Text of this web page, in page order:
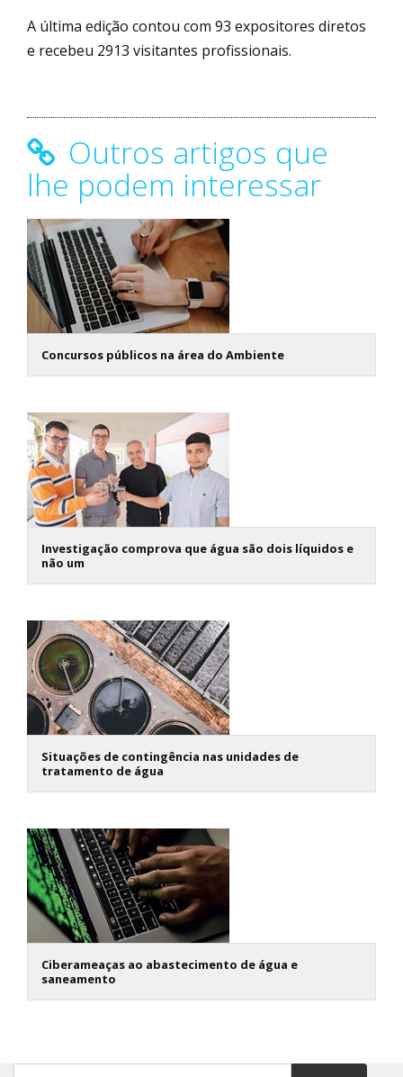
A última edição contou com 93 expositores diretos
e recebeu 2913 visitantes profissionais.
Outros artigos que
lhe podem interessar
Concursos públicos na área do Ambiente
Investigação comprova que água são dois líquidos e
não um
Situações de contingência nas unidades de
tratamento de água
Ciberameaças ao abastecimento de água e
saneamento